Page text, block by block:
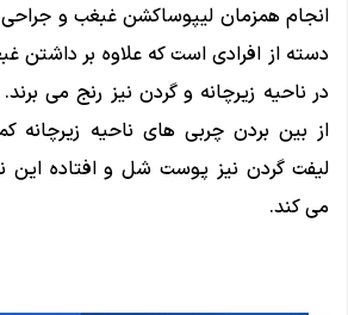
انجام همزمان لیپوساکشن غبغب و جراحی
دسته از افرادی است که علاوه بر داشتن
در ناحیه زیرچانه و گردن نیز رنج می
از بین بردن چربی های ناحیه
لیفت گردن نیز پوست شل و افتاده این
می کند.